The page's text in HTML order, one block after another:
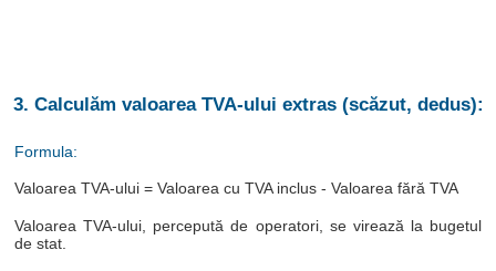
3. Calculăm valoarea TVA-ului extras (scăzut, dedus):
Formula:
Valoarea TVA-ului = Valoarea cu TVA inclus - Valoarea fără TVA
Valoarea TVA-ului, percepută de operatori, se virează la bugetul
de stat.